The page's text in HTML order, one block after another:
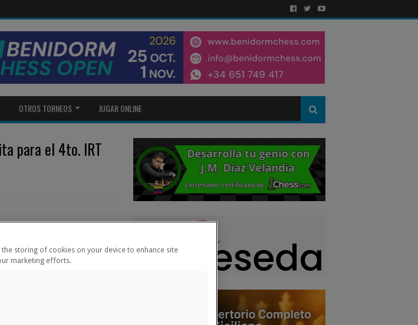
OTROS TORNEOS JUGAR ONLINE
para el 4to. IRT
the storing of cookies on your device to enhance site
marketing efforts.